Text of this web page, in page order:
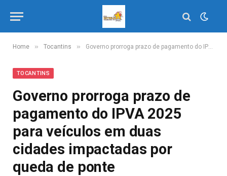
Home » Tocantins » Governo prorroga prazo de pagamento do IPVA 2025 para veículos em duas cidades impactadas por queda de ponte
TOCANTINS
Governo prorroga prazo de
pagamento do IPVA 2025
para veículos em duas
cidades impactadas por
queda de ponte